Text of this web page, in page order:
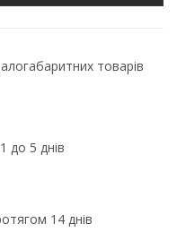
товарів
до 5 днів
14 днів